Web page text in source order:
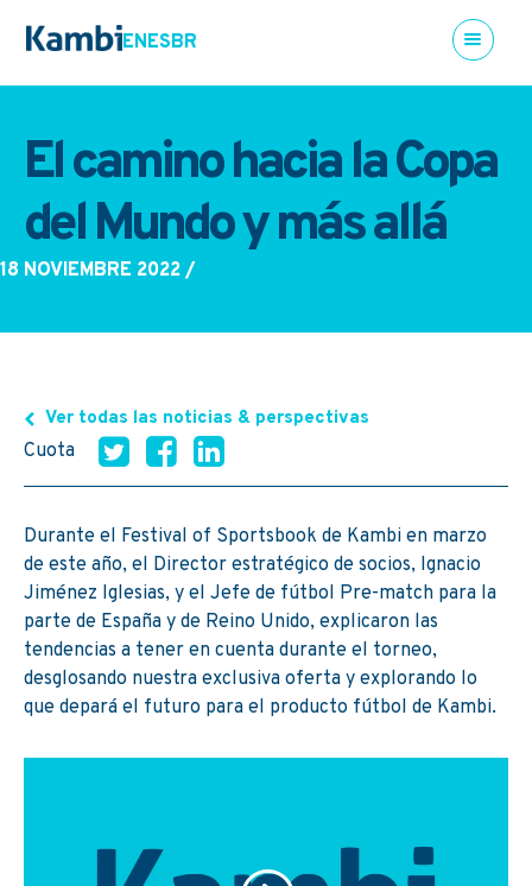
ENESBR
El camino hacia la Copa
del Mundo y más allá
18 NOVIEMBRE 2022 /
Ver todas las noticias & perspectivas
Cuota
Durante el Festival of Sportsbook de Kambi en marzo
de este año, el Director estratégico de socios, Ignacio
Jiménez Iglesias, y el Jefe de fútbol Pre-match para la
parte de España y de Reino Unido, explicaron las
tendencias a tener en cuenta durante el torneo,
desglosando nuestra exclusiva oferta y explorando lo
que depará el futuro para el producto fútbol de Kambi.